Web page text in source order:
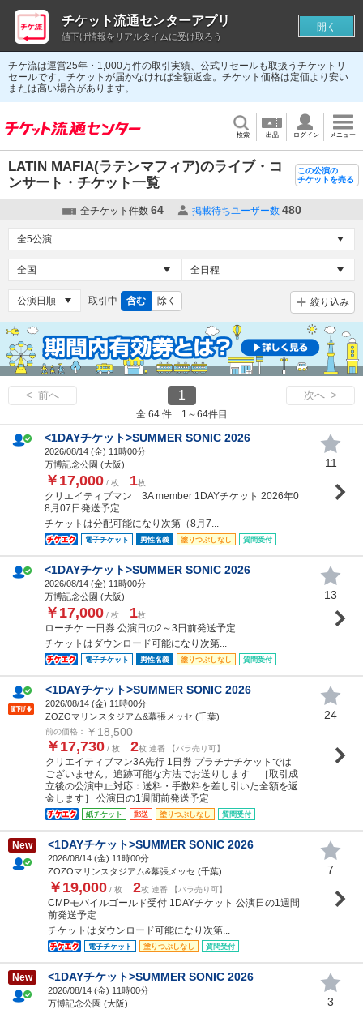
チケ流は運営25年・1,000万件の取引実績、公式リセールも取扱うチケットリ
セールです。チケットが届かなければ全額返金。チケット価格は定価より安い
または高い場合があります。
検索 出品 ログイン メニュー
LATIN MAFIA(ラテンマフィア)のライブ・コ
ンサート・チケット一覧
この公演の
チケットを売る
全チケット件数 64 掲載待ちユーザー数 480
取引中 含む 除く 絞り込み
< 前へ 1 次へ >
全 64 件 1～64件目
<1DAYチケット>SUMMER SONIC 2026
2026/08/14 (金) 11時00分
万博記念公園 (大阪)
￥17,000 / 枚 1枚
クリエイティブマン 3A member 1DAYチケット 2026年0
8月07日発送予定
チケットは分配可能になり次第（8月7...
電子チケット 男性名義 塗りつぶしなし 質問受付
11
<1DAYチケット>SUMMER SONIC 2026
2026/08/14 (金) 11時00分
万博記念公園 (大阪)
￥17,000 / 枚 1枚
ローチケ 一日券 公演日の2～3日前発送予定
チケットはダウンロード可能になり次第...
電子チケット 男性名義 塗りつぶしなし 質問受付
13
<1DAYチケット>SUMMER SONIC 2026
2026/08/14 (金) 11時00分
ZOZOマリンスタジアム&幕張メッセ (千葉)
前の価格： ￥18,500
￥17,730 / 枚 2枚 連番 【バラ売り可】
クリエイティブマン3A先行 1日券 プラチナチケットでは
ございません。追跡可能な方法でお送りします ［取引成
立後の公演中止対応：送料・手数料を差し引いた全額を返
金します］ 公演日の1週間前発送予定
紙チケット 郵送 塗りつぶしなし 質問受付
24
New <1DAYチケット>SUMMER SONIC 2026
2026/08/14 (金) 11時00分
ZOZOマリンスタジアム&幕張メッセ (千葉)
￥19,000 / 枚 2枚 連番 【バラ売り可】
CMPモバイルゴールド受付 1DAYチケット 公演日の1週間
前発送予定
チケットはダウンロード可能になり次第...
電子チケット 塗りつぶしなし 質問受付
7
New <1DAYチケット>SUMMER SONIC 2026
2026/08/14 (金) 11時00分
万博記念公園 (大阪)
3
チケット流通センターアプリ
値下げ情報をリアルタイムに受け取ろう
開く